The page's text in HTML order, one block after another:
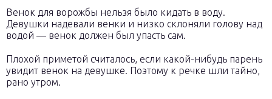
Венок для ворожбы нельзя было кидать в воду.
Девушки надевали венки и низко склоняли голову над
водой — венок должен был упасть сам.
Плохой приметой считалось, если какой-нибудь парень
увидит венок на девушке. Поэтому к речке шли тайно,
рано утром.